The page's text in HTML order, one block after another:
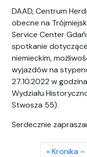
DAAD, Centrum
obecne na
Service Center
spotkanie
niemieckim,
wyjazdów na
27.10.2022 w
Wydziału
Stwosza 55).
Serdecznie
Kronika –